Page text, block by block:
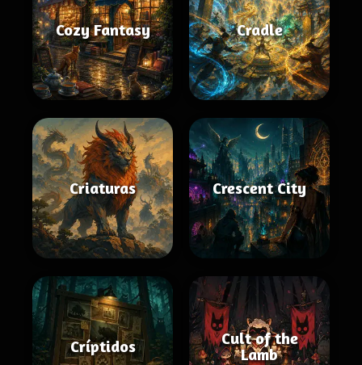
Cozy Fantasy Cradle
Criaturas Crescent City
Críptidos
Cult of the
Lamb